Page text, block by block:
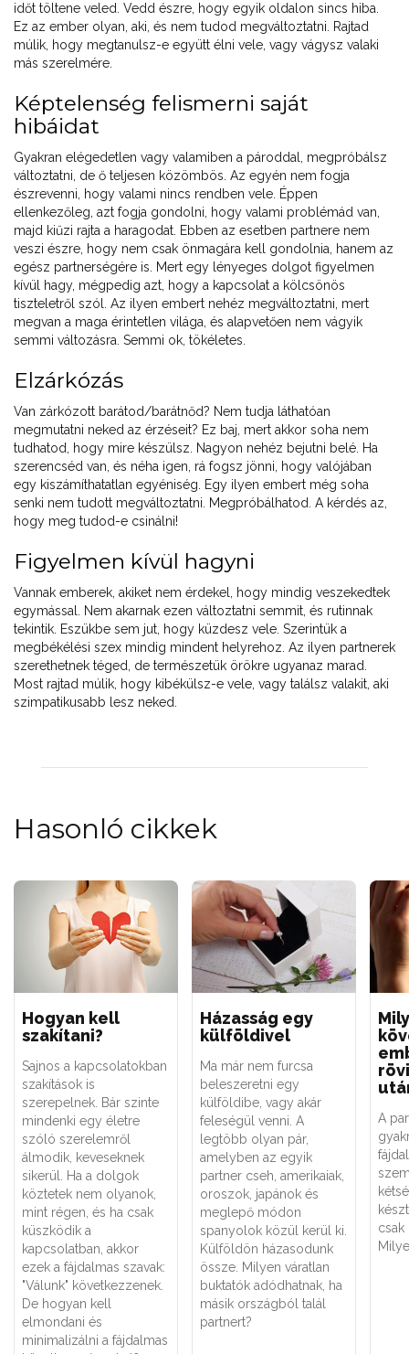
időt töltene veled. Vedd észre, hogy egyik oldalon sincs hiba.
Ez az ember olyan, aki, és nem tudod megváltoztatni. Rajtad
múlik, hogy megtanulsz-e együtt élni vele, vagy vágysz valaki
más szerelmére.
Képtelenség felismerni saját
hibáidat
Gyakran elégedetlen vagy valamiben a pároddal, megpróbálsz
változtatni, de ő teljesen közömbös. Az egyén nem fogja
észrevenni, hogy valami nincs rendben vele. Éppen
ellenkezőleg, azt fogja gondolni, hogy valami problémád van,
majd kiűzi rajta a haragodat. Ebben az esetben partnere nem
veszi észre, hogy nem csak önmagára kell gondolnia, hanem az
egész partnerségére is. Mert egy lényeges dolgot figyelmen
kívül hagy, mégpedig azt, hogy a kapcsolat a kölcsönös
tiszteletről szól. Az ilyen embert nehéz megváltoztatni, mert
megvan a maga érintetlen világa, és alapvetően nem vágyik
semmi változásra. Semmi ok, tökéletes.
Elzárkózás
Van zárkózott barátod/barátnőd? Nem tudja láthatóan
megmutatni neked az érzéseit? Ez baj, mert akkor soha nem
tudhatod, hogy mire készülsz. Nagyon nehéz bejutni belé. Ha
szerencséd van, és néha igen, rá fogsz jönni, hogy valójában
egy kiszámíthatatlan egyéniség. Egy ilyen embert még soha
senki nem tudott megváltoztatni. Megpróbálhatod. A kérdés az,
hogy meg tudod-e csinálni!
Figyelmen kívül hagyni
Vannak emberek, akiket nem érdekel, hogy mindig veszekedtek
egymással. Nem akarnak ezen változtatni semmit, és rutinnak
tekintik. Eszükbe sem jut, hogy küzdesz vele. Szerintük a
megbékélési szex mindig mindent helyrehoz. Az ilyen partnerek
szerethetnek téged, de természetük örökre ugyanaz marad.
Most rajtad múlik, hogy kibékülsz-e vele, vagy találsz valakit, aki
szimpatikusabb lesz neked.
Hasonló cikkek
Hogyan kell
szakítani?
Sajnos a kapcsolatokban
szakítások is
szerepelnek. Bár szinte
mindenki egy életre
szóló szerelemről
álmodik, keveseknek
sikerül. Ha a dolgok
köztetek nem olyanok,
mint régen, és ha csak
küszködik a
kapcsolatban, akkor
ezek a fájdalmas szavak:
"Válunk" következzenek.
De hogyan kell
elmondani és
minimalizálni a fájdalmas
Házasság egy
külföldivel
Ma már nem furcsa
beleszeretni egy
külföldibe, vagy akár
feleségül venni. A
legtöbb olyan pár,
amelyben az egyik
partner cseh, amerikaiak,
oroszok, japánok és
meglepő módon
spanyolok közül kerül ki.
Külföldön házasodunk
össze. Milyen váratlan
buktatók adódhatnak, ha
másik országból talál
partnert?
A
csak